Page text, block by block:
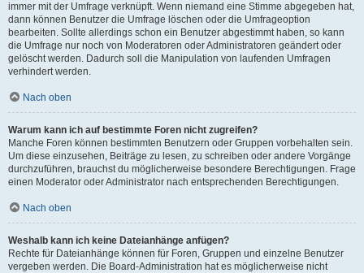
immer mit der Umfrage verknüpft. Wenn niemand eine Stimme abgegeben hat,
dann können Benutzer die Umfrage löschen oder die Umfrageoption
bearbeiten. Sollte allerdings schon ein Benutzer abgestimmt haben, so kann
die Umfrage nur noch von Moderatoren oder Administratoren geändert oder
gelöscht werden. Dadurch soll die Manipulation von laufenden Umfragen
verhindert werden.
Nach oben
Warum kann ich auf bestimmte Foren nicht zugreifen?
Manche Foren können bestimmten Benutzern oder Gruppen vorbehalten sein.
Um diese einzusehen, Beiträge zu lesen, zu schreiben oder andere Vorgänge
durchzuführen, brauchst du möglicherweise besondere Berechtigungen. Frage
einen Moderator oder Administrator nach entsprechenden Berechtigungen.
Nach oben
Weshalb kann ich keine Dateianhänge anfügen?
Rechte für Dateianhänge können für Foren, Gruppen und einzelne Benutzer
vergeben werden. Die Board-Administration hat es möglicherweise nicht